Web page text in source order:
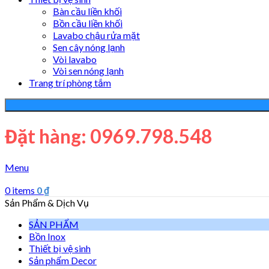
Bàn cầu liền khối
Bồn cầu liền khối
Lavabo chậu rửa mặt
Sen cây nóng lạnh
Vòi lavabo
Vòi sen nóng lạnh
Trang trí phòng tắm
Đặt hàng: 0969.798.548
Menu
0items 0₫
Sản Phẩm & Dịch Vụ
SẢN PHẨM
Bồn Inox
Thiết bị vệ sinh
Sản phẩm Decor